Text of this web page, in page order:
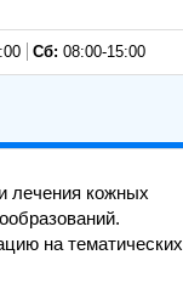
Сб: 08:00-15:00
лечения кожных
на тематических